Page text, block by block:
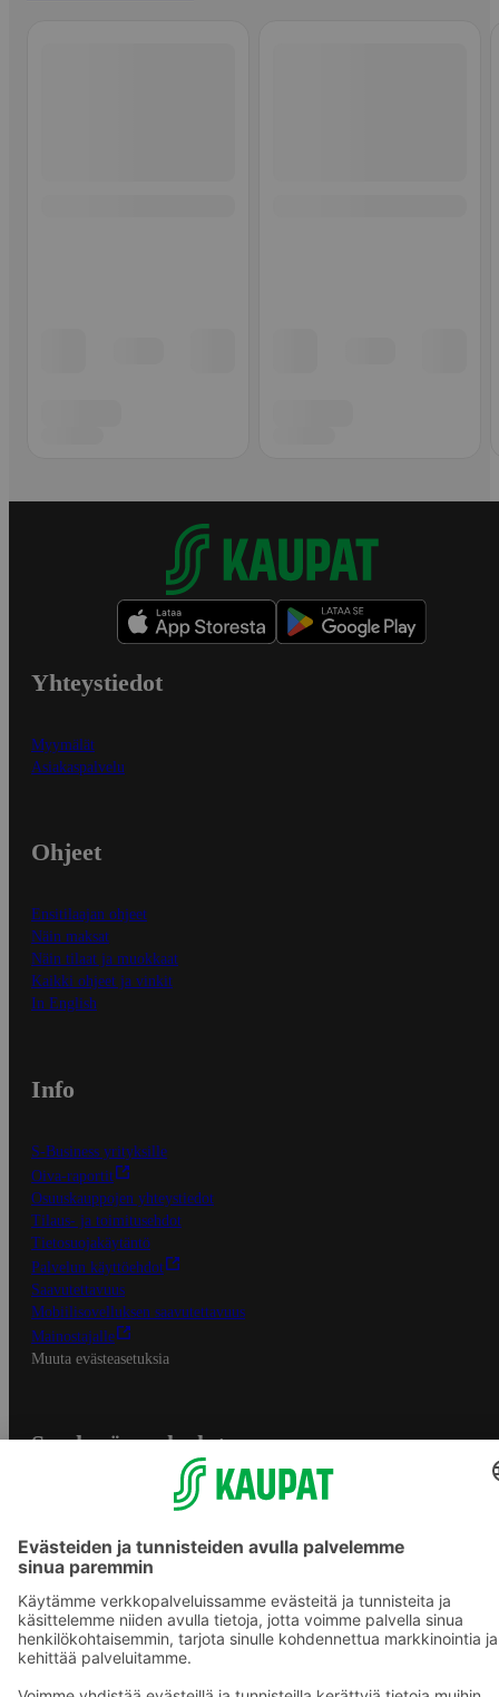
Yhteystiedot
Myymälät
Asiakaspalvelu
Ohjeet
Ensitilaajan ohjeet
Näin maksat
Näin tilaat ja muokkaat
Kaikki ohjeet ja vinkit
In English
Info
S-Business yrityksille
Oiva-raportit
Osuuskauppojen yhteystiedot
Tilaus- ja toimitusehdot
Tietosuojakäytäntö
Palvelun käyttöehdot
Saavutettavuus
Mobiilisovelluksen saavutettavuus
Mainostajalle
Muuta evästeasetuksia
S-ryhmän palvelut
Yhteishyvä Ruoka -sovellus
S-ostoslista -sovellus
Prisma.fi
Sokos.fi
S-Pankki